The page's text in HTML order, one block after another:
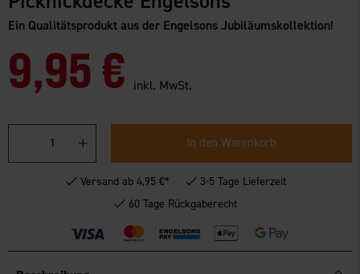
Ein Qualitätsprodukt aus der Engelsons Jubiläumskollektion!
9,95 € inkl. MwSt.
In den Warenkorb
Versand ab 4,95 €*
3-5 Tage Lieferzeit
60 Tage Rückgaberecht